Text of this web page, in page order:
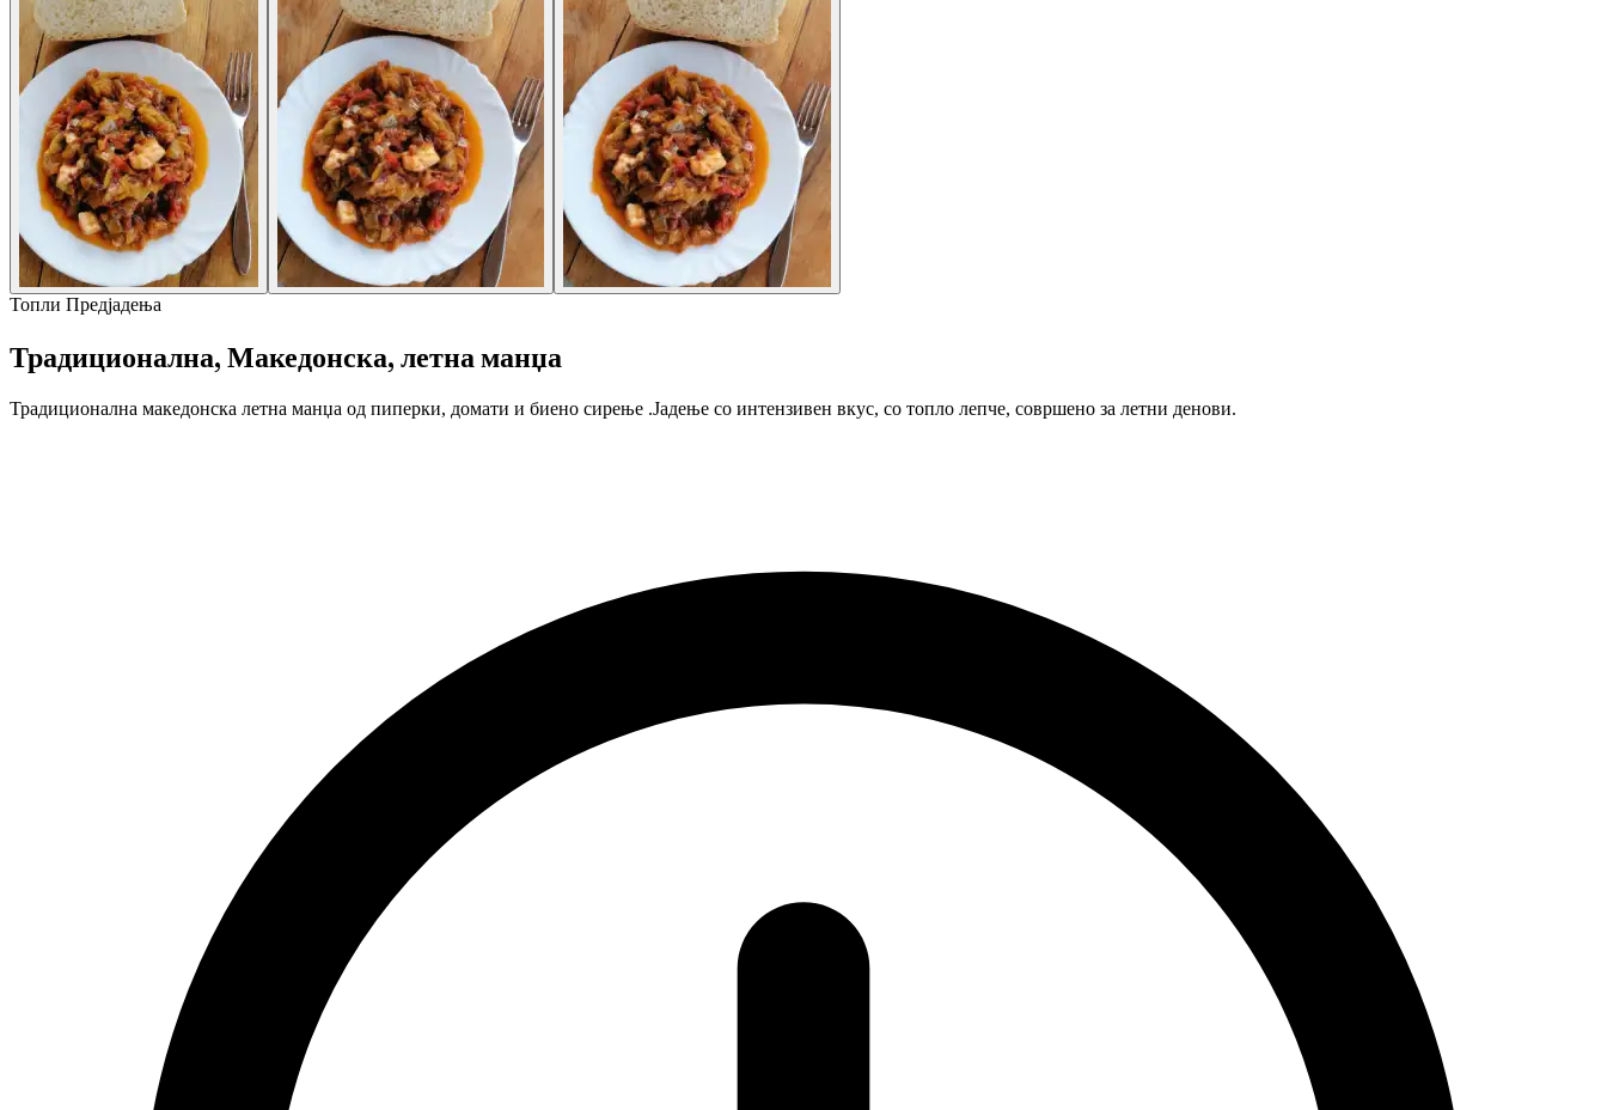
Топли Предјадења
Традиционална, Македонска, летна манџа
Традиционална македонска летна манџа од пиперки, домати и биено сирење .Јадење со интензивен вкус, со топло лепче, совршено за летни денови.